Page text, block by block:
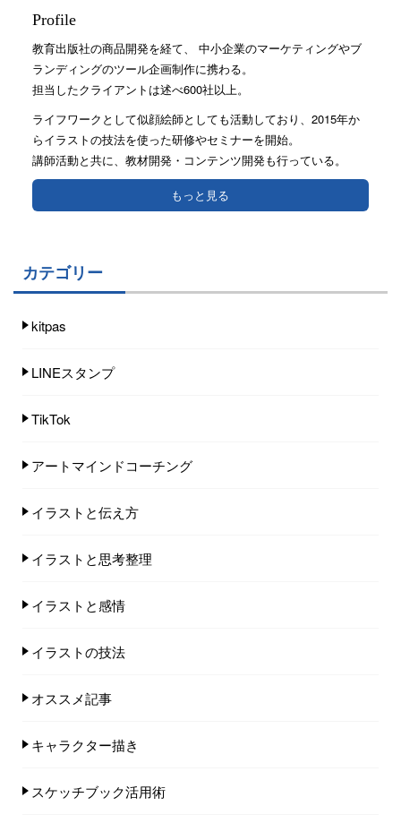
Profile
教育出版社の商品開発を経て、 中小企業のマーケティングやブ
ランディングのツール企画制作に携わる。
担当したクライアントは述べ600社以上。
ライフワークとして似顔絵師としても活動しており、2015年か
らイラストの技法を使った研修やセミナーを開始。
講師活動と共に、教材開発・コンテンツ開発も行っている。
もっと見る
カテゴリー
kitpas
LINEスタンプ
TikTok
アートマインドコーチング
イラストと伝え方
イラストと思考整理
イラストと感情
イラストの技法
オススメ記事
キャラクター描き
スケッチブック活用術